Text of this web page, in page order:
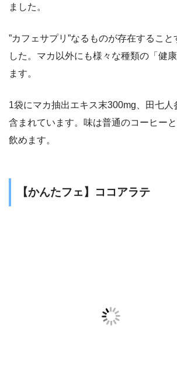
ました。
”カフェサプリ ”なるものが存在するこ
した。マカ以外にも様々な種類の「健
ます。
1袋にマカ抽出エキス末300mg、田七
含まれています。味は普通のコーヒー
飲めます。
【かんたフェ】ココアラテ